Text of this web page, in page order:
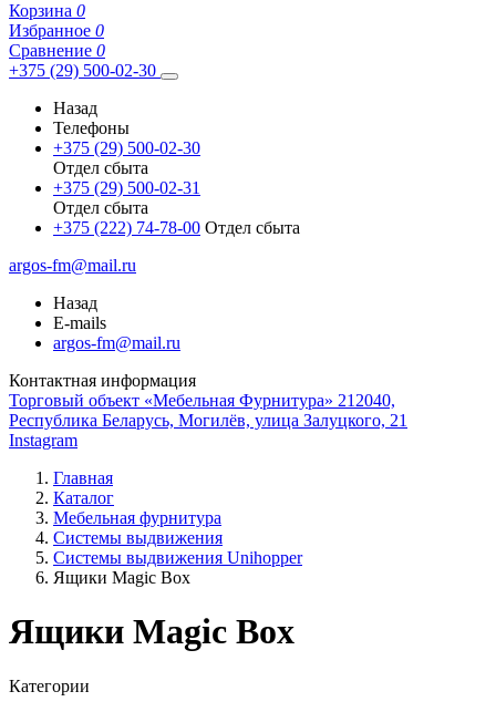
Корзина 0
Избранное 0
Сравнение 0
+375 (29) 500-02-30
Назад
Телефоны
+375 (29) 500-02-30
Отдел сбыта
+375 (29) 500-02-31
Отдел сбыта
+375 (222) 74-78-00 Отдел сбыта
argos-fm@mail.ru
Назад
E-mails
argos-fm@mail.ru
Контактная информация
Торговый объект «Мебельная Фурнитура» 212040,
Республика Беларусь, Могилёв, улица Залуцкого, 21
Instagram
Главная
Каталог
Мебельная фурнитура
Системы выдвижения
Системы выдвижения Unihopper
Ящики Magic Box
Ящики Magic Box
Категории